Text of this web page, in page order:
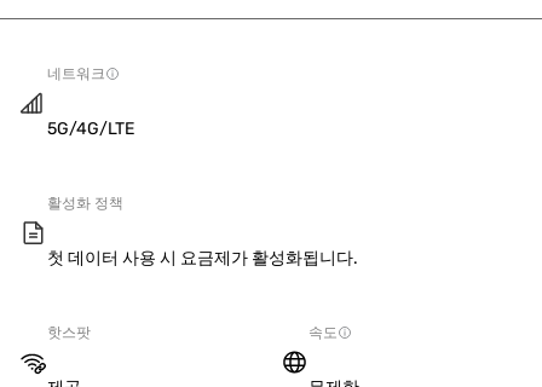
네트워크
5G/4G/LTE
활성화 정책
첫 데이터 사용 시 요금제가 활성화됩니다.
핫스팟 속도